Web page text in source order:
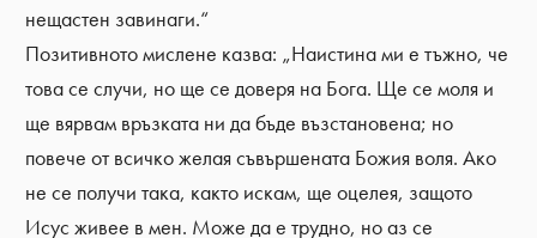
нещастен завинаги.“
Позитивното мислене казва: „Наистина ми е тъжно, че
това се случи, но ще се доверя на Бога. Ще се моля и
ще вярвам връзката ни да бъде възстановена; но
повече от всичко желая съвършената Божия воля. Ако
не се получи така, както искам, ще оцелея, защото
Исус живее в мен. Може да е трудно, но аз се